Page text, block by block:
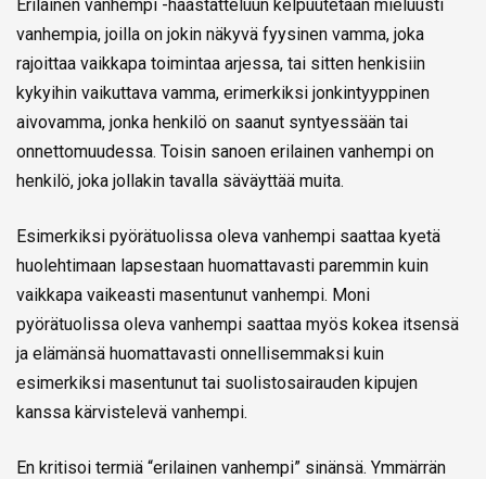
Erilainen vanhempi -haastatteluun kelpuutetaan mieluusti
vanhempia, joilla on jokin näkyvä fyysinen vamma, joka
rajoittaa vaikkapa toimintaa arjessa, tai sitten henkisiin
kykyihin vaikuttava vamma, erimerkiksi jonkintyyppinen
aivovamma, jonka henkilö on saanut syntyessään tai
onnettomuudessa. Toisin sanoen erilainen vanhempi on
henkilö, joka jollakin tavalla säväyttää muita.
Esimerkiksi pyörätuolissa oleva vanhempi saattaa kyetä
huolehtimaan lapsestaan huomattavasti paremmin kuin
vaikkapa vaikeasti masentunut vanhempi. Moni
pyörätuolissa oleva vanhempi saattaa myös kokea itsensä
ja elämänsä huomattavasti onnellisemmaksi kuin
esimerkiksi masentunut tai suolistosairauden kipujen
kanssa kärvistelevä vanhempi.
En kritisoi termiä “erilainen vanhempi” sinänsä. Ymmärrän